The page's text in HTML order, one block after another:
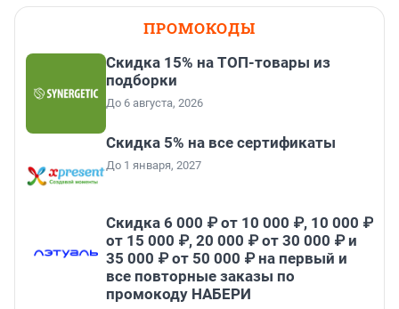
ПРОМОКОДЫ
Скидка 15% на ТОП-товары из
подборки
До 6 августа, 2026
Скидка 5% на все сертификаты
До 1 января, 2027
Скидка 6 000 ₽ от 10 000 ₽, 10 000 ₽
от 15 000 ₽, 20 000 ₽ от 30 000 ₽ и
35 000 ₽ от 50 000 ₽ на первый и
все повторные заказы по
промокоду НАБЕРИ